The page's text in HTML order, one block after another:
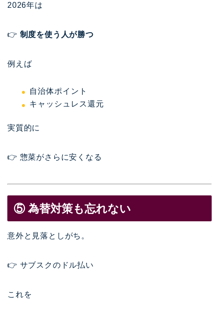
2026年は
👉 制度を使う人が勝つ
例えば
自治体ポイント
キャッシュレス還元
実質的に
👉 惣菜がさらに安くなる
⑤ 為替対策も忘れない
意外と見落としがち。
👉 サブスクのドル払い
これを